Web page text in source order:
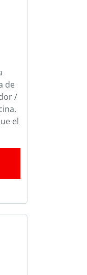
de
/
el